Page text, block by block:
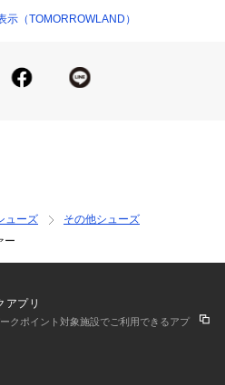
は素材アップ画像をご確認くだ
しては商品に不良が無い場合に
ります。
（TOMORROWLAND）
ューズ
その他シューズ
ー
アプリ
クポイント対象施設でご利用できるアプ